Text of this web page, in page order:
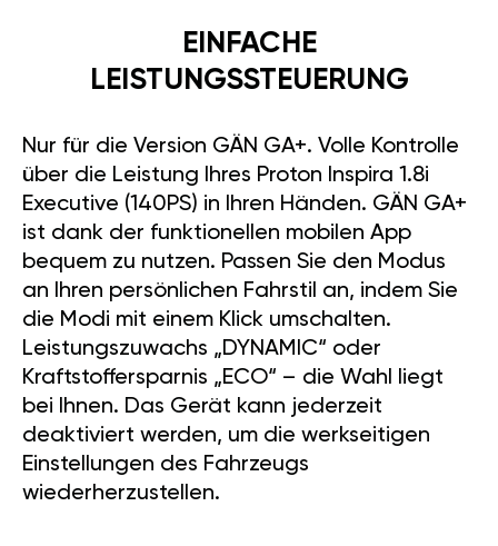
EINFACHE
LEISTUNGSSTEUERUNG
Nur für die Version GÄN GA+. Volle Kontrolle
über die Leistung Ihres Proton Inspira 1.8i
Executive (140PS) in Ihren Händen. GÄN GA+
ist dank der funktionellen mobilen App
bequem zu nutzen. Passen Sie den Modus
an Ihren persönlichen Fahrstil an, indem Sie
die Modi mit einem Klick umschalten.
Leistungszuwachs „DYNAMIC“ oder
Kraftstoffersparnis „ECO“ – die Wahl liegt
bei Ihnen. Das Gerät kann jederzeit
deaktiviert werden, um die werkseitigen
Einstellungen des Fahrzeugs
wiederherzustellen.